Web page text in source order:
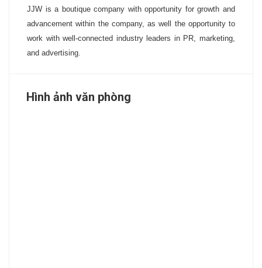
JJW is a boutique company with opportunity for growth and
advancement within the company, as well the opportunity to
work with well-connected industry leaders in PR, marketing,
and advertising.
Hình ảnh văn phòng